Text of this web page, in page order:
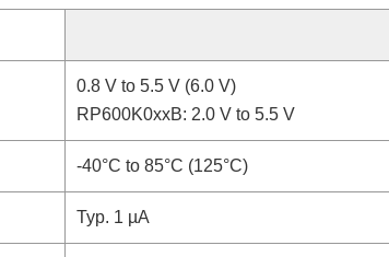
0.8 V to 5.5 V (6.0 V)
RP600K0xxB: 2.0 V to 5.5 V
-40°C to 85°C (125°C)
Typ. 1 µA